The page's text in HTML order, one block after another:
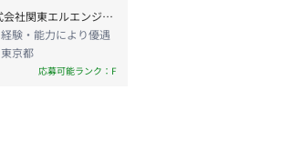
株式会社関東エルエンジニアリング
経験・能力により優遇
東京都
応募可能ランク：F